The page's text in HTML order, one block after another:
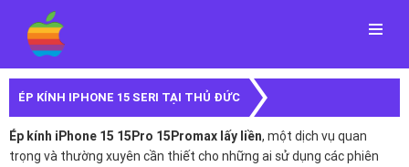
Menu
ÉP KÍNH IPHONE 15 SERI TẠI THỦ ĐỨC
Ép kính iPhone 15 15Pro 15Promax lấy liền, một dịch vụ quan
trọng và thường xuyên cần thiết cho những ai sử dụng các phiên